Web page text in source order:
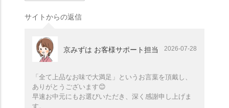
サイトからの返信
京みずは お客様サポート担当 2026-07-28
「全て上品なお味で大満足」というお言葉を頂戴し、
ありがとうございます😊
早速お中元にもお選びいただき、深く感謝申し上げま
す。